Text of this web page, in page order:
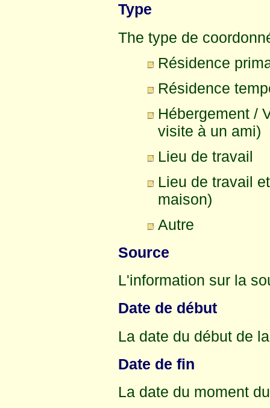
Type
The type de
Résidence
Résidence
Hébergement /
visite à un ami)
Lieu de travail
Lieu de travail
maison)
Autre
Source
L'information sur la
Date de début
La date du début de
Date de fin
La date du moment